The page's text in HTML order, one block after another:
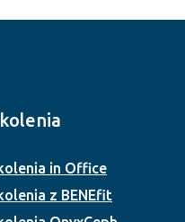
in Office
z BENEfit